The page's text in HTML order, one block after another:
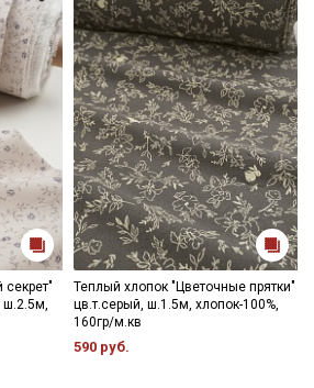
Теплый хлопок "Цветочные прятки"
цв.т.серый, ш.1.5м, хлопок-100%,
160гр/м.кв
590 руб.
получение рекламных и